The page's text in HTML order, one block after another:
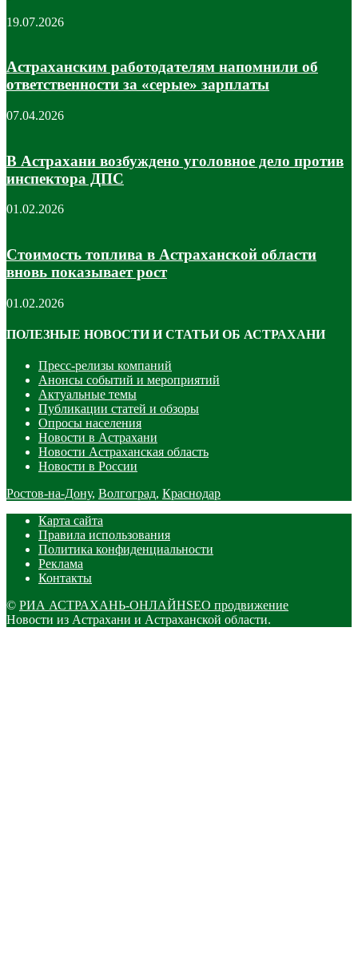
19.07.2026
Астраханским работодателям напомнили об
ответственности за «серые» зарплаты
07.04.2026
В Астрахани возбуждено уголовное дело против
инспектора ДПС
01.02.2026
Стоимость топлива в Астраханской области
вновь показывает рост
01.02.2026
ПОЛЕЗНЫЕ НОВОСТИ И СТАТЬИ ОБ АСТРАХАНИ
Пресс-релизы компаний
Анонсы событий и мероприятий
Актуальные темы
Публикации статей и обзоры
Опросы населения
Новости в Астрахани
Новости Астраханская область
Новости в России
Ростов-на-Дону, Волгоград, Краснодар
Карта сайта
Правила использования
Политика конфиденциальности
Реклама
Контакты
© РИА АСТРАХАНЬ-ОНЛАЙНSEO продвижение
Новости из Астрахани и Астраханской области.